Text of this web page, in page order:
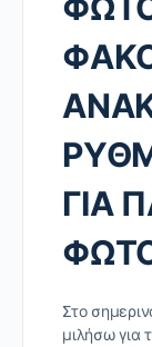
ΓΙΑ
Στο
μιλήσω για